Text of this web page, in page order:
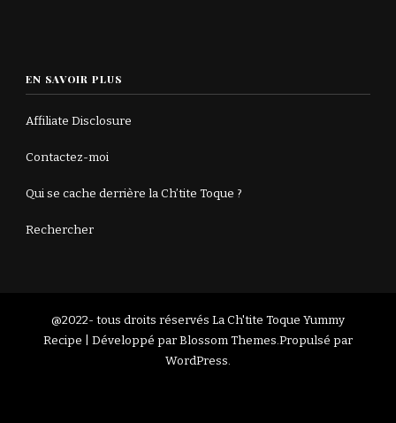
EN SAVOIR PLUS
Affiliate Disclosure
Contactez-moi
Qui se cache derrière la Ch’tite Toque ?
Rechercher
@2022- tous droits réservés La Ch'tite Toque Yummy
Recipe | Développé parBlossom Themes.Propulsé par
WordPress.